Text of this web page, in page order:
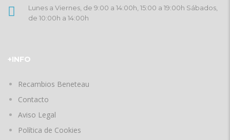
Lunes a Viernes, de 9:00 a 14:00h, 15:00 a 19:00h Sábados,
de 10:00h a 14:00h
+INFO
Recambios Beneteau
Contacto
Aviso Legal
Política de Cookies